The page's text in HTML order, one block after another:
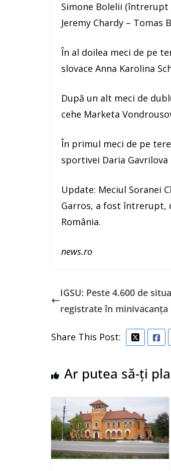
Simone Bolelii (întrerupt
Jeremy Chardy – Tomas
În al doilea meci de pe
slovace Anna Karolina
După un alt meci de
cehe Marketa
În primul meci de pe
sportivei Daria Gavrilova
Update: Meciul Soranei
Garros, a fost întrerupt,
România.
news.ro
IGSU: Peste 4.600 de
registrate în minivacanţa
Share This Post:
Ar putea să-ți